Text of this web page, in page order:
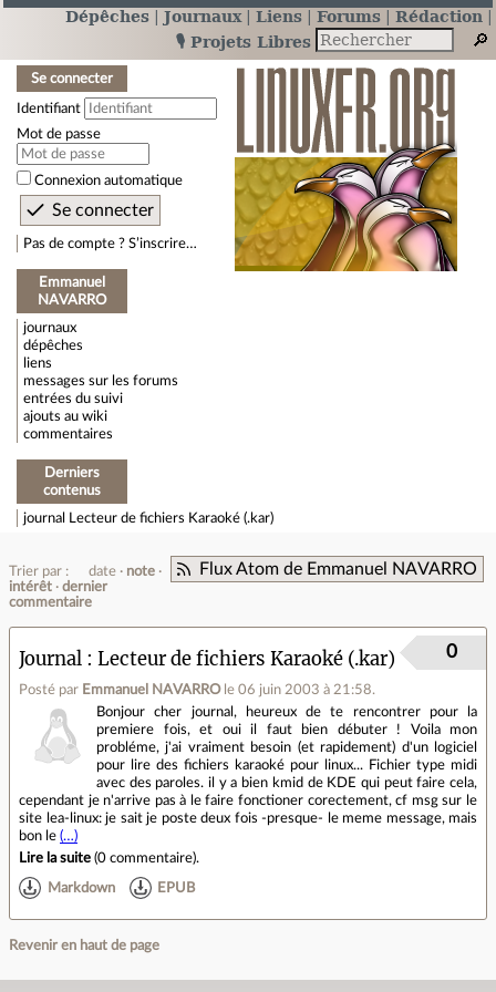
Dépêches Journaux Liens Forums
Rédaction
🎙️ Projets Libres
Se connecter
Identifiant
Mot de passe
Connexion automatique
Pas de compte ? S’inscrire…
Emmanuel
NAVARRO
journaux
dépêches
liens
messages sur les forums
entrées du suivi
ajouts au wiki
commentaires
Derniers
contenus
journal Lecteur de fichiers Karaoké (.kar)
Flux Atom de Emmanuel NAVARRO
Trier par : date
note
intérêt
dernier
commentaire
Journal Lecteur de fichiers Karaoké (.kar)
Posté par Emmanuel NAVARRO le 06 juin 2003 à 21:58.
0
Bonjour cher journal, heureux de te rencontrer pour la
premiere fois, et oui il faut bien débuter ! Voila mon
probléme, j'ai vraiment besoin (et rapidement) d'un logiciel
pour lire des fichiers karaoké pour linux... Fichier type midi
avec des paroles. il y a bien kmid de KDE qui peut faire cela,
cependant je n'arrive pas à le faire fonctioner corectement, cf msg sur le
site lea-linux: je sait je poste deux fois -presque- le meme message, mais
bon le (…)
Lire la suite (0 commentaire).
Markdown EPUB
Revenir en haut de page